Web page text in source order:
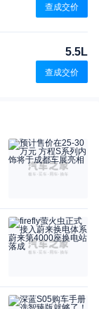
查成交价
5.5L
查成交价